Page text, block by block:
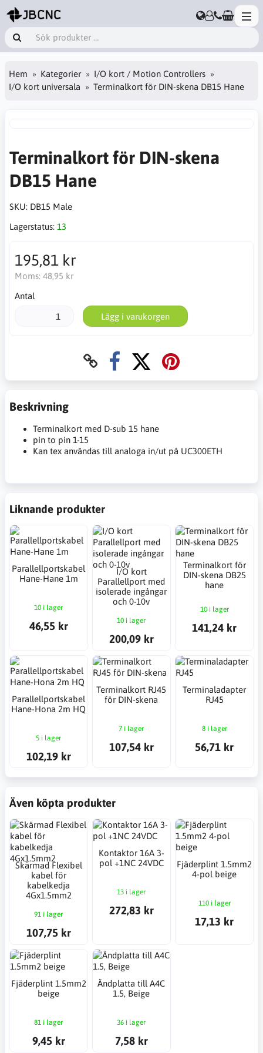
Hem Kategorier
I/O kort / Motion Controllers
I/O kort universala
Terminalkort för DIN-skena DB15 Hane
Terminalkort för DIN-skena
DB15 Hane
SKU: DB15 Male
Lagerstatus: 13
195,81 kr
Moms: 48,95 kr
Antal
Lägg i varukorgen
Beskrivning
Terminalkort med D-sub 15 hane
pin to pin 1-15
Kan tex användas till analoga in/ut på UC300ETH
Liknande produkter
Parallellportskabel
Hane-Hane 1m
10 i lager
46,55 kr
I/O kort
Parallellport med
isolerade ingångar
och 0-10v
10 i lager
200,09 kr
Terminalkort för
DIN-skena DB25
hane
10 i lager
141,24 kr
Parallellportskabel
Hane-Hona 2m HQ
5 i lager
102,19 kr
Terminalkort RJ45
för DIN-skena
7 i lager
107,54 kr
Terminaladapter
RJ45
8 i lager
56,71 kr
Även köpta produkter
Skärmad Flexibel
kabel för
kabelkedja
4Gx1.5mm2
91 i lager
107,75 kr
Kontaktor 16A 3-
pol +1NC 24VDC
13 i lager
272,83 kr
Fjäderplint 1.5mm2
4-pol beige
110 i lager
17,13 kr
Fjäderplint 1.5mm2
beige
81 i lager
9,45 kr
Ändplatta till A4C
1.5, Beige
36 i lager
7,58 kr